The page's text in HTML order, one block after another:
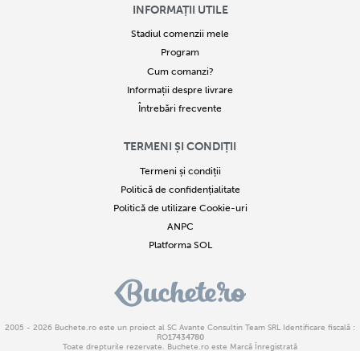
INFORMAȚII UTILE
Stadiul comenzii mele
Program
Cum comanzi?
Informații despre livrare
Întrebări frecvente
TERMENI ȘI CONDIȚII
Termeni și condiții
Politică de confidențialitate
Politică de utilizare Cookie-uri
ANPC
Platforma SOL
2005 - 2026 Buchete.ro este un proiect al SC Avante Consultin Team SRL Identificare fiscală :
RO17434780
Toate drepturile rezervate. Buchete.ro este Marcă Înregistrată